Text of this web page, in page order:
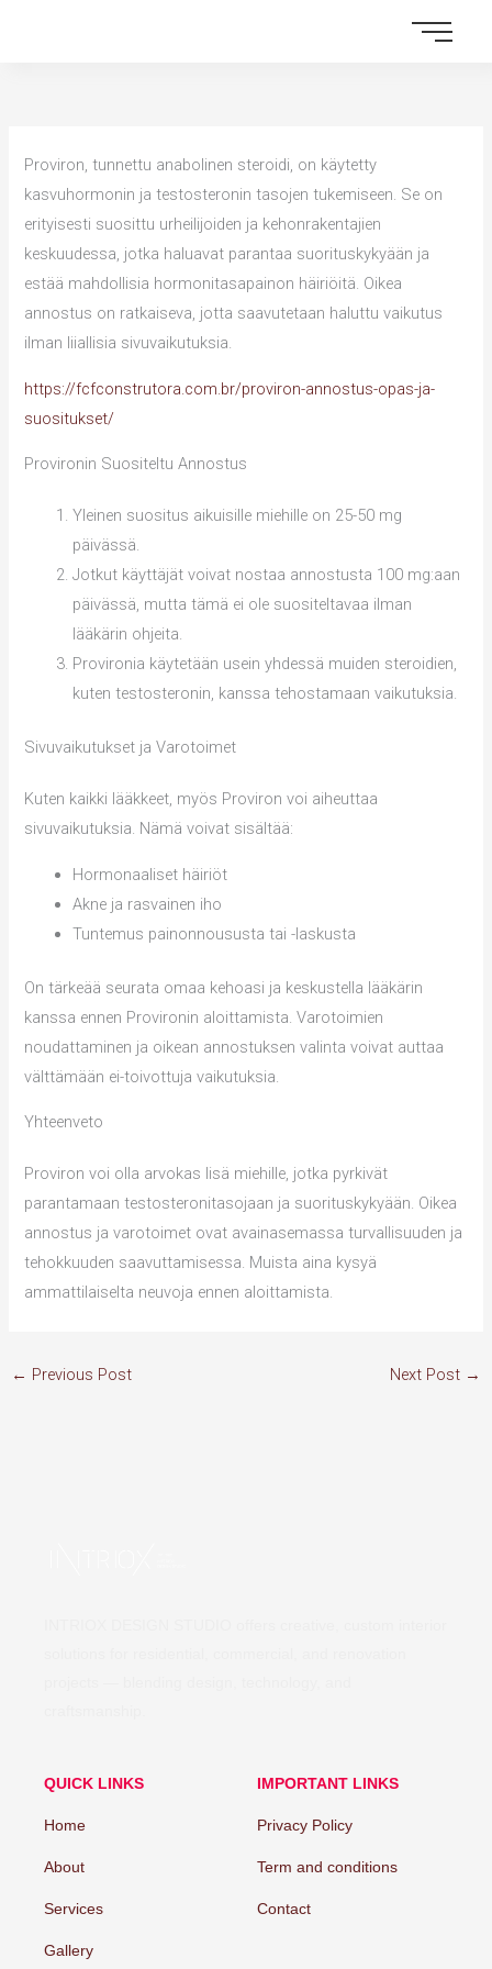
Proviron, tunnettu anabolinen steroidi, on käytetty
kasvuhormonin ja testosteronin tasojen tukemiseen. Se on
erityisesti suosittu urheilijoiden ja kehonrakentajien
keskuudessa, jotka haluavat parantaa suorituskykyään ja
estää mahdollisia hormonitasapainon häiriöitä. Oikea
annostus on ratkaiseva, jotta saavutetaan haluttu vaikutus
ilman liiallisia sivuvaikutuksia.
https://fcfconstrutora.com.br/proviron-annostus-opas-ja-
suositukset/
Provironin Suositeltu Annostus
Yleinen suositus aikuisille miehille on 25-50 mg
päivässä.
Jotkut käyttäjät voivat nostaa annostusta 100 mg:aan
päivässä, mutta tämä ei ole suositeltavaa ilman
lääkärin ohjeita.
Provironia käytetään usein yhdessä muiden steroidien,
kuten testosteronin, kanssa tehostamaan vaikutuksia.
Sivuvaikutukset ja Varotoimet
Kuten kaikki lääkkeet, myös Proviron voi aiheuttaa
sivuvaikutuksia. Nämä voivat sisältää:
Hormonaaliset häiriöt
Akne ja rasvainen iho
Tuntemus painonnoususta tai -laskusta
On tärkeää seurata omaa kehoasi ja keskustella lääkärin
kanssa ennen Provironin aloittamista. Varotoimien
noudattaminen ja oikean annostuksen valinta voivat auttaa
välttämään ei-toivottuja vaikutuksia.
Yhteenveto
Proviron voi olla arvokas lisä miehille, jotka pyrkivät
parantamaan testosteronitasojaan ja suorituskykyään. Oikea
annostus ja varotoimet ovat avainasemassa turvallisuuden ja
tehokkuuden saavuttamisessa. Muista aina kysyä
ammattilaiselta neuvoja ennen aloittamista.
← Previous Post Next Post →
QUICK LINKS
Home
About
Services
Gallery
IMPORTANT LINKS
Privacy Policy
Term and conditions
Contact